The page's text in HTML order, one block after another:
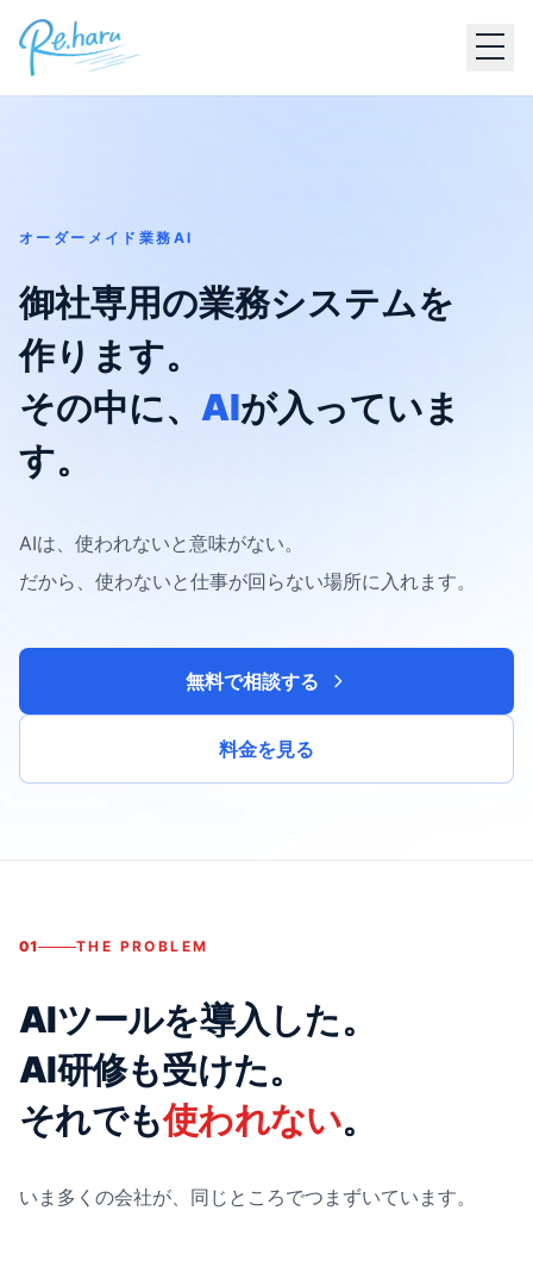
オーダーメイド業務AI
御社専用の業務システムを
作ります。
その中に、 AIが入っていま
す。
AIは、使われないと意味がない。
だから、使わないと仕事が回らない場所に入れます。
無料で相談する
料金を見る
01 THE PROBLEM
AIツールを導入した。
AI研修も受けた。
それでも使われない。
いま多くの会社が、同じところでつまずいています。